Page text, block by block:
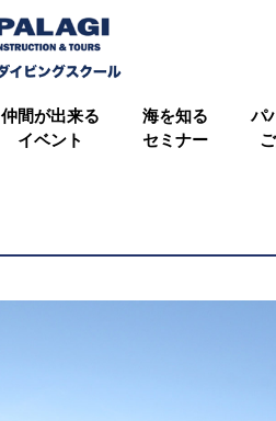
仲間が出来る
イベント
海を知る
セミナー
パ